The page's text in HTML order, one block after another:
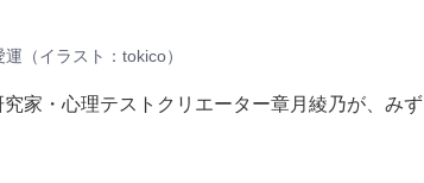
（イラスト： tokico）
家・心理テストクリエーター章月綾乃が、みず